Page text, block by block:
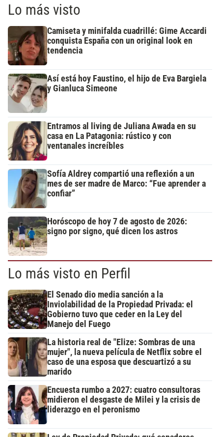
Lo más visto
Camiseta y minifalda cuadrillé: Gime Accardi
conquista España con un original look en
tendencia
Así está hoy Faustino, el hijo de Eva Bargiela
y Gianluca Simeone
Entramos al living de Juliana Awada en su
casa en La Patagonia: rústico y con
ventanales increíbles
Sofía Aldrey compartió una reflexión a un
mes de ser madre de Marco: “Fue aprender a
confiar”
Horóscopo de hoy 7 de agosto de 2026:
signo por signo, qué dicen los astros
Lo más visto en Perfil
El Senado dio media sanción a la
Inviolabilidad de la Propiedad Privada: el
Gobierno tuvo que ceder en la Ley del
Manejo del Fuego
La historia real de "Elize: Sombras de una
mujer", la nueva película de Netflix sobre el
caso de una esposa que descuartizó a su
marido
Encuesta rumbo a 2027: cuatro consultoras
midieron el desgaste de Milei y la crisis de
liderazgo en el peronismo